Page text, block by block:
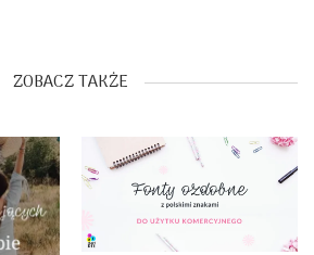
ZOBACZ TAKŻE